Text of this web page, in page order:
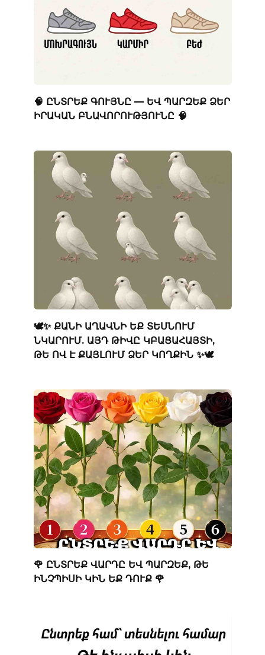
🧠 ԸՆՏՐԵՔ ԳՈՒՅՆԸ — ԵՎ ՊԱՐԶԵՔ ՁԵՐ
ԻՐԱԿԱՆ ԲՆԱՎՈՐՈՒԹՅՈՒՆԸ 🧠
🕊️✨ ՔԱՆԻ ԱՂԱՎՆԻ ԵՔ ՏԵՍՆՈՒՄ
ՆԿԱՐՈՒՄ. ԱՅԴ ԹԻՎԸ ԿԲԱՑԱՀԱՅՏԻ,
ԹԵ ՈՎ Է ՔԱՅԼՈՒՄ ՁԵՐ ԿՈՂՔԻՆ ✨🕊️
🌹 ԸՆՏՐԵՔ ՎԱՐԴԸ ԵՎ ՊԱՐԶԵՔ, ԹԵ
ԻՆՉՊԻՍԻ ԿԻՆ ԵՔ ԴՈՒՔ 🌹